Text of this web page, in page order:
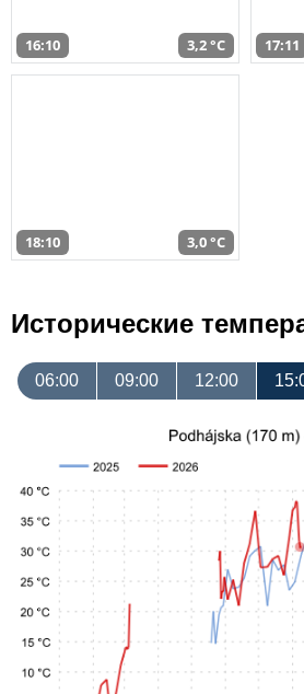
16:10 3,2 °C 17:11
18:10 3,0 °C
Исторические
06:00 09:00 12:00